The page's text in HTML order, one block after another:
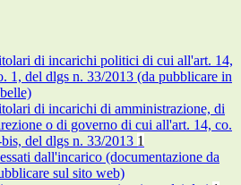
di incarichi politici di cui all'art. 14,
1, del dlgs n. 33/2013 (da pubblicare in
di incarichi di amministrazione, di
o di governo di cui all'art. 14, co.
del dlgs n. 33/2013 1
dall'incarico (documentazione da
sul sito web)